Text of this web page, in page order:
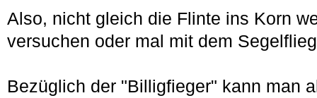
Also, nicht gleich die Flinte ins Korn
versuchen oder mal mit dem
Bezüglich der "Billigfieger" kann man